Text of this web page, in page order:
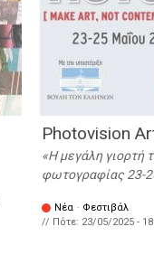
Photovision
Η μεγάλη γιορτή
φωτογραφίας 23-
Νέα · Φεστιβάλ
// Πότε: 23/05/2025 -